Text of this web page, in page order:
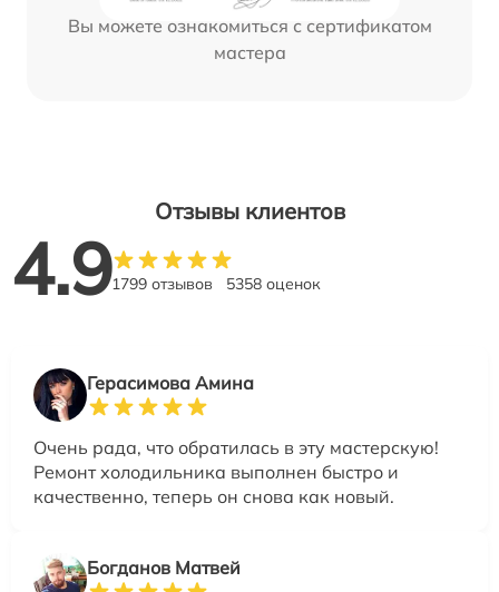
Вы можете ознакомиться с сертификатом
мастера
Отзывы клиентов
4.91799 отзывов 5358 оценок
Герасимова Амина
Очень рада, что обратилась в эту мастерскую!
Ремонт холодильника выполнен быстро и
качественно, теперь он снова как новый.
Богданов Матвей